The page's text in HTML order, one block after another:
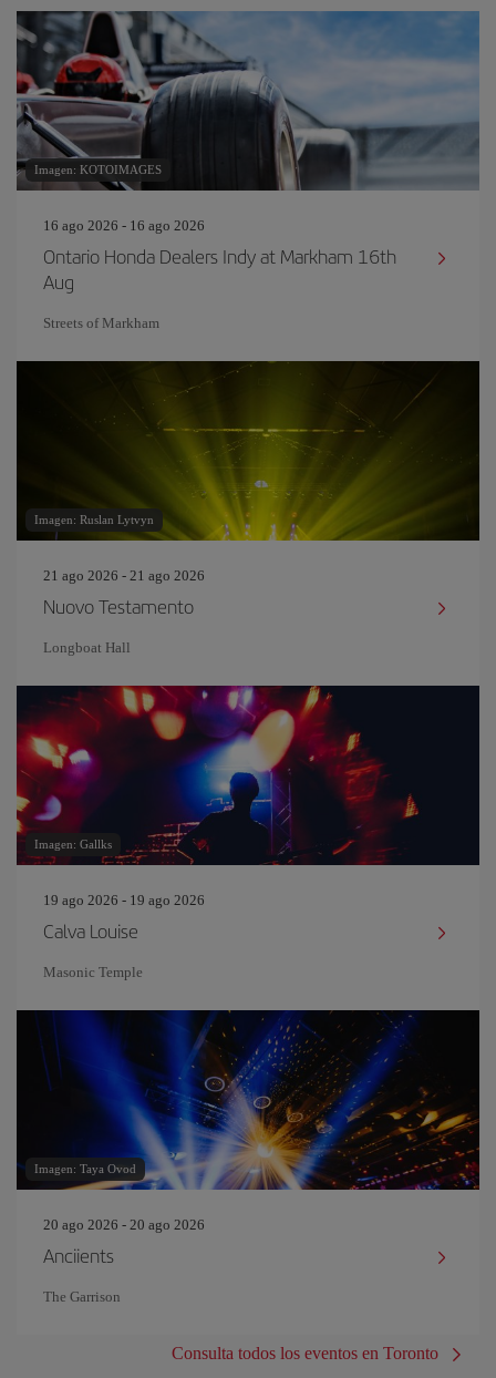
Imagen: KOTOIMAGES
16 ago 2026 - 16 ago 2026
Ontario Honda Dealers Indy at Markham 16th
Aug
Streets of Markham
Imagen: Ruslan Lytvyn
21 ago 2026 - 21 ago 2026
Nuovo Testamento
Longboat Hall
Imagen: Gallks
19 ago 2026 - 19 ago 2026
Calva Louise
Masonic Temple
Imagen: Taya Ovod
20 ago 2026 - 20 ago 2026
Anciients
The Garrison
Consulta todos los eventos en Toronto